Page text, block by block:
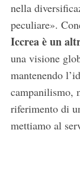
nella
peculiare».
Iccrea è un
una visione
mantenendo
campanilismo,
riferimento di
mettiamo al
: